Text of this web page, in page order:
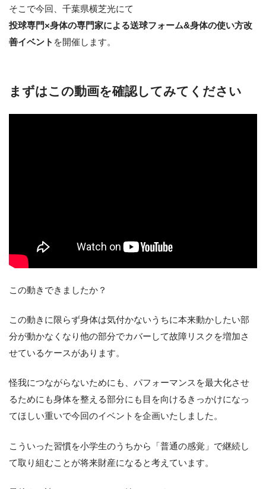
そこで今回、千葉県横芝光にて
投球専門×身体の専門家による送球フォーム&身体の使い方改
善イベント を開催します。
まずはこの動画を確認してみてください
この動きできましたか？
この動きに限らず身体は気付かないうちに本来動かしたい部
分が動かなくなり他の部分でカバーして故障リスクを増加さ
せているケースがあります。
怪我につながらないためにも、パフォーマンスを最大化させ
るためにも身体を整える部分にも目を向けるきっかけになっ
てほしい重いで今回のイベントを企画いたしました。
こういった習慣を小学生のうちから「普通の感覚」で継続し
て取り組むことが将来財産になると考えています。